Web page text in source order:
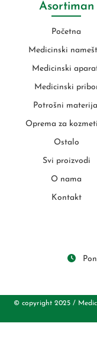
Asortiman
Početna
Medicinski
Medicinski
Medicinski
Potrošni
Oprema za
Ostalo
Svi proizvodi
O nama
Kontakt
© copyright 2025 /